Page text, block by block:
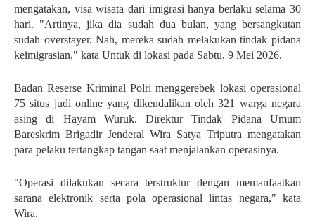
mengatakan, visa wisata dari imigrasi hanya berlaku selama 30
hari. "Artinya, jika dia sudah dua bulan, yang bersangkutan
sudah overstayer. Nah, mereka sudah melakukan tindak pidana
keimigrasian," kata Untuk di lokasi pada Sabtu, 9 Mei 2026.
Badan Reserse Kriminal Polri menggerebek lokasi operasional
75 situs judi online yang dikendalikan oleh 321 warga negara
asing di Hayam Wuruk. Direktur Tindak Pidana Umum
Bareskrim Brigadir Jenderal Wira Satya Triputra mengatakan
para pelaku tertangkap tangan saat menjalankan operasinya.
"Operasi dilakukan secara terstruktur dengan memanfaatkan
sarana elektronik serta pola operasional lintas negara," kata
Wira.